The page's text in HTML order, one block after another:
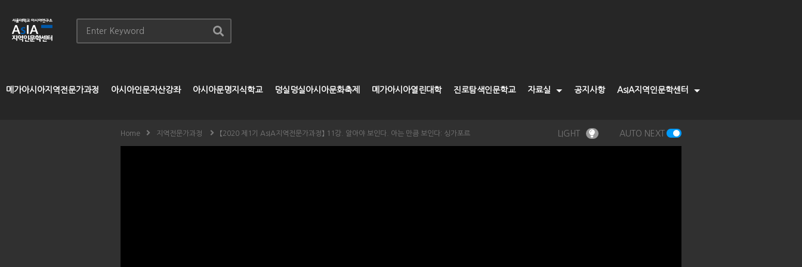
메가아시아지역전문가과정 아시아인문자산강좌 아시아문명지식학교 덩실덩실아시아문화축제 메가아시아열린대학 진로탐색인문학교 자료실 공지사항 AsIA지역인문학센터
Home 지역전문가과정 【2020 제1기 AsIA지역전문가과정】 11강. 알아야 보인다. 아는 만큼 보인다: 싱가포르 LIGHT AUTO NEXT